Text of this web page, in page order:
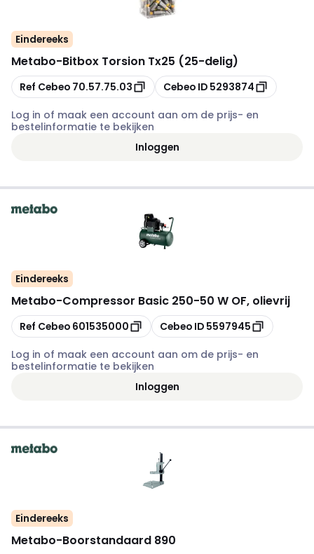
Eindereeks
Metabo-Bitbox Torsion Tx25 (25-delig)
Kopiëren
Ref Cebeo 70.57.75.03 Kopiëren
Cebeo ID 5293874
Log in of maak een account aan om de prijs- en
bestelinformatie te bekijken
Inloggen
Eindereeks
Metabo-Compressor Basic 250-50 W OF, olievrij
Kopiëren
Ref Cebeo 601535000 Kopiëren
Cebeo ID 5597945
Log in of maak een account aan om de prijs- en
bestelinformatie te bekijken
Inloggen
Eindereeks
Metabo-Boorstandaard 890